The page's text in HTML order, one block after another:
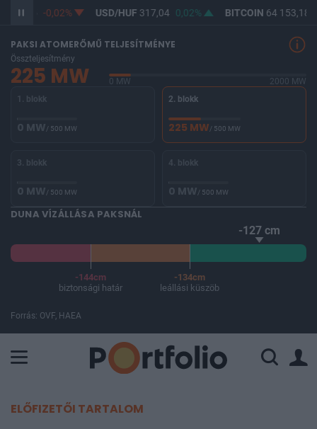
365,35 -0,02% USD/HUF317,04 0,02% BITCOIN64 153,18
PAKSI ATOMERŐMŰ TELJESÍTMÉNYE
Összteljesítmény
225 MW 0 MW
2000 MW
1. blokk
0 MW/ 500 MW
2. blokk
225 MW/ 500 MW
3. blokk
0 MW/ 500 MW
4. blokk
0 MW/ 500 MW
DUNA VÍZÁLLÁSA PAKSNÁL
-127 cm
-144cm
biztonsági határ
-134cm
leállási küszöb
Forrás: OVF, HAEA
ELŐFIZETŐI TARTALOM